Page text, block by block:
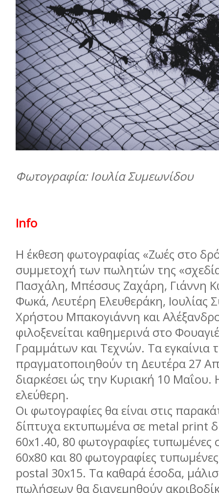
Φωτογραφία: Ιουλία Συµεωνίδου
Info
Η έκθεση φωτογραφίας «Ζωές στο
συµµετοχή των πωλητών της
Πασχάλη, Μπέσσυς Ζαχάρη, Γιάννη
Φωκά, Λευτέρη Ελευθεράκη, Ιουλίας
Χρήστου Μπακογιάννη και
φιλοξενείται καθηµερινά στο
Γραµµάτων και Τεχνών. Τα εγκαίνια
πραγµατοποιηθούν τη Δευτέρα 27
διαρκέσει ώς την Κυριακή 10 Μαΐου.
ελεύθερη.
Οι φωτογραφίες θα είναι στις
δίπτυχα εκτυπωµένα σε metal print
60x1.40, 80 φωτογραφίες
60x80 και 80 φωτογραφίες
postal 30x15. Τα καθαρά έσοδα,
πωλήσεων θα διανεµηθούν